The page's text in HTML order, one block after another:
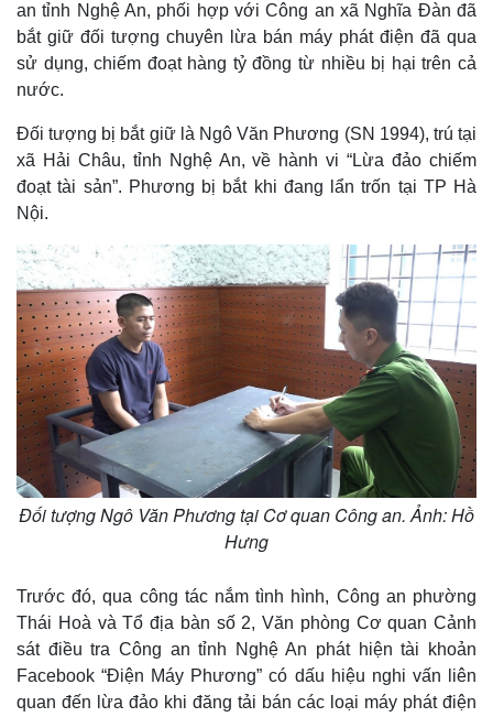
an tỉnh Nghệ An, phối hợp với Công an xã Nghĩa Đàn đã
bắt giữ đối tượng chuyên lừa bán máy phát điện đã qua
sử dụng, chiếm đoạt hàng tỷ đồng từ nhiều bị hại trên cả
nước.
Đối tượng bị bắt giữ là Ngô Văn Phương (SN 1994), trú tại
xã Hải Châu, tỉnh Nghệ An, về hành vi “Lừa đảo chiếm
đoạt tài sản”. Phương bị bắt khi đang lẩn trốn tại TP Hà
Nội.
Đối tượng Ngô Văn Phương tại Cơ quan Công an. Ảnh: Hồ
Hưng
Trước đó, qua công tác nắm tình hình, Công an phường
Thái Hoà và Tổ địa bàn số 2, Văn phòng Cơ quan Cảnh
sát điều tra Công an tỉnh Nghệ An phát hiện tài khoản
Facebook “Điện Máy Phương” có dấu hiệu nghi vấn liên
quan đến lừa đảo khi đăng tải bán các loại máy phát điện